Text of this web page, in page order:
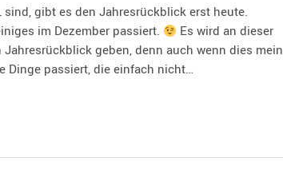
sind, gibt es den Jahresrückblick erst heute.
im Dezember passiert.
Es wird an dieser
geben, denn auch wenn dies mein
Dinge passiert, die einfach nicht…